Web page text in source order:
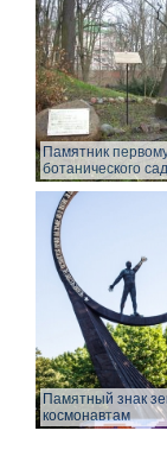
Памятник
ботанического
Памятный знак
космонавтам